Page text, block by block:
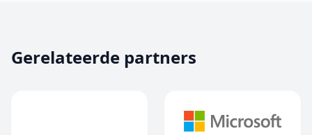
Gerelateerde partners